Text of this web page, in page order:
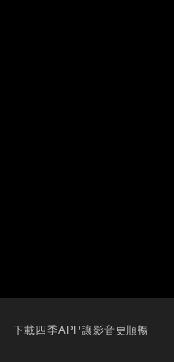
下載四季APP讓影音更順暢